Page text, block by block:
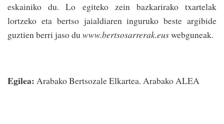
eskainiko du. Lo egiteko zein bazkarirako txartelak
lortzeko eta bertso jaialdiaren inguruko beste argibide
guztien berri jaso duwww.bertsosarrerak.euswebguneak.
Egilea: Arabako Bertsozale Elkartea. Arabako ALEA